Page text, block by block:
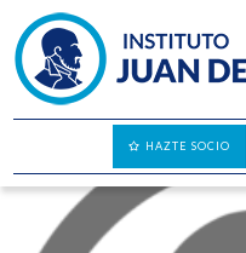
HAZTE SOCIO